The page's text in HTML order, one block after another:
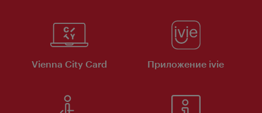
Vienna City Card Приложение ivie